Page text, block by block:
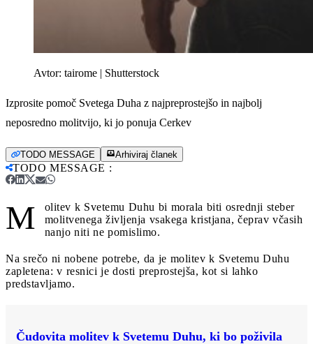
Avtor: tairome | Shutterstock
Izprosite pomoč Svetega Duha z najpreprostejšo in najbolj
neposredno molitvijo, ki jo ponuja Cerkev
TODO MESSAGE Arhiviraj članek
TODO MESSAGE :
M
olitev k Svetemu Duhu bi morala biti osrednji steber
molitvenega življenja vsakega kristjana, čeprav včasih
nanjo niti ne pomislimo.
Na srečo ni nobene potrebe, da je molitev k Svetemu Duhu
zapletena: v resnici je dosti preprostejša, kot si lahko
predstavljamo.
Čudovita molitev k Svetemu Duhu, ki bo poživila